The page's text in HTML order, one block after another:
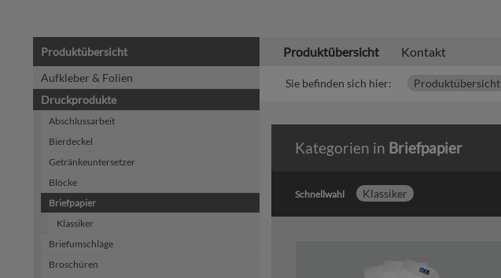
Produktübersicht
Aufkleber & Folien
Druckprodukte
Abschlussarbeit
Bierdeckel
Getränkeuntersetzer
Blöcke
Briefpapier
Klassiker
Briefumschläge
Broschüren
Produktübersicht Kontakt
Sie befinden sich hier: Produktübersicht
Kategorien in Briefpapier
Schnellwahl Klassiker